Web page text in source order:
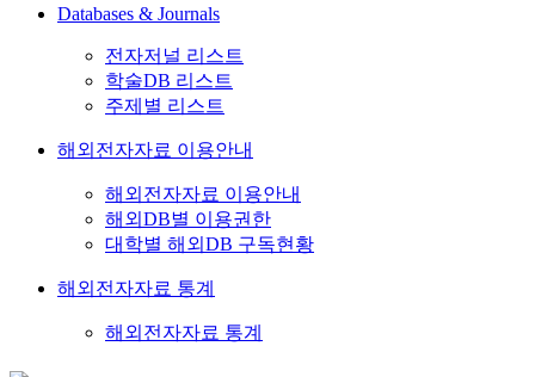
Databases & Journals
전자저널 리스트
학술DB 리스트
주제별 리스트
해외전자자료 이용안내
해외전자자료 이용안내
해외DB별 이용권한
대학별 해외DB 구독현황
해외전자자료 통계
해외전자자료 통계